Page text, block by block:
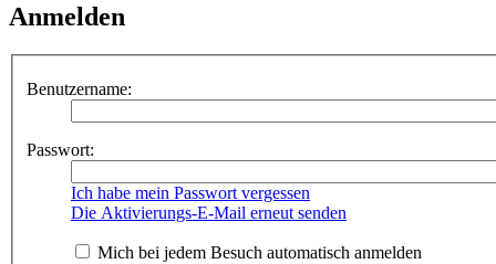
Anmelden
Benutzername:
Passwort:
Ich habe mein Passwort vergessen
Die Aktivierungs-E-Mail erneut senden
Mich bei jedem Besuch automatisch anmelden